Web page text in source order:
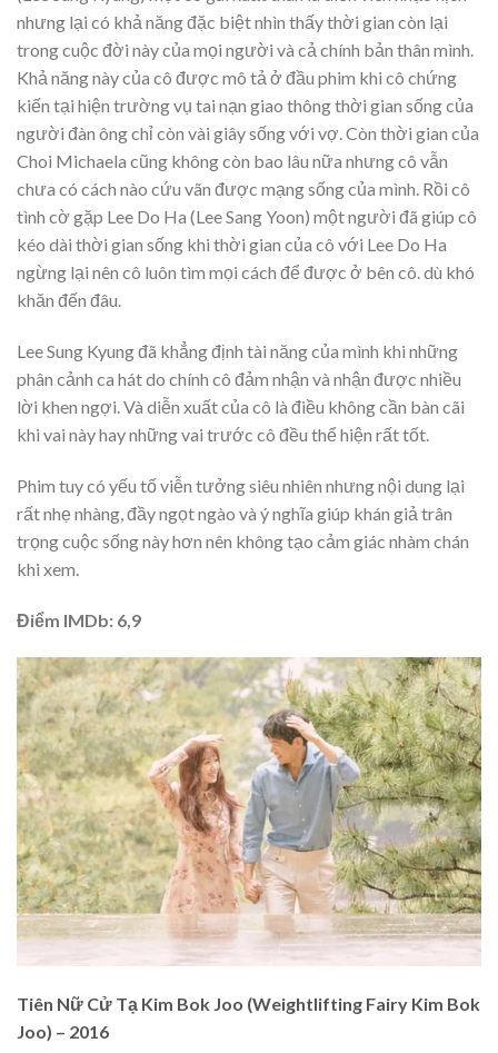
nhưng lại có khả năng đặc biệt nhìn thấy thời gian còn lại
trong cuộc đời này của mọi người và cả chính bản thân mình.
Khả năng này của cô được mô tả ở đầu phim khi cô chứng
kiến tại hiện trường vụ tai nạn giao thông thời gian sống của
người đàn ông chỉ còn vài giây sống với vợ. Còn thời gian của
Choi Michaela cũng không còn bao lâu nữa nhưng cô vẫn
chưa có cách nào cứu vãn được mạng sống của mình. Rồi cô
tình cờ gặp Lee Do Ha (Lee Sang Yoon) một người đã giúp cô
kéo dài thời gian sống khi thời gian của cô với Lee Do Ha
ngừng lại nên cô luôn tìm mọi cách để được ở bên cô. dù khó
khăn đến đâu.
Lee Sung Kyung đã khẳng định tài năng của mình khi những
phân cảnh ca hát do chính cô đảm nhận và nhận được nhiều
lời khen ngợi. Và diễn xuất của cô là điều không cần bàn cãi
khi vai này hay những vai trước cô đều thể hiện rất tốt.
Phim tuy có yếu tố viễn tưởng siêu nhiên nhưng nội dung lại
rất nhẹ nhàng, đầy ngọt ngào và ý nghĩa giúp khán giả trân
trọng cuộc sống này hơn nên không tạo cảm giác nhàm chán
khi xem.
Điểm IMDb: 6,9
Tiên Nữ Cử Tạ Kim Bok Joo (Weightlifting Fairy Kim Bok
Joo) – 2016